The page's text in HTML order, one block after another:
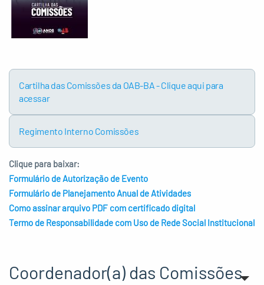
Cartilha das Comissões da OAB-BA - Clique aqui para
acessar
Regimento Interno Comissões
Clique para baixar:
Formulário de Autorização de Evento
Formulário de Planejamento Anual de Atividades
Como assinar arquivo PDF com certificado digital
Termo de Responsabilidade com Uso de Rede Social Institucional
Coordenador(a) das Comissões